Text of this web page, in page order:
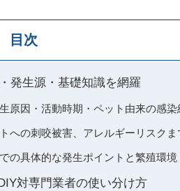
目次
発生源・基礎知識を網羅
原因・活動時期・ペット由来の感染
への刺咬被害、アレルギーリスクま
の具体的な発生ポイントと繁殖環境
対専門業者の使い分け方